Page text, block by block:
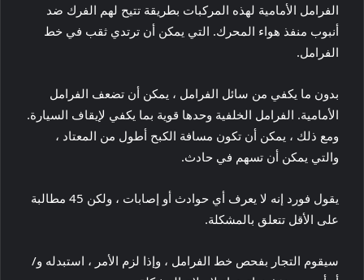
الفرامل الأمامية لهذه المركبات بطريقة تتيح لهم الفرك ضد
أنبوب منفذ هواء المحرك. التي يمكن أن ترتدي ثقب في خط
الفرامل.
بدون ما يكفي من سائل الفرامل ، يمكن أن تضعف الفرامل
الأمامية. الفرامل الخلفية وحدها قوية بما يكفي لإيقاف السيارة.
ومع ذلك ، يمكن أن تكون مسافة الكبح أطول من المعتاد ،
والتي يمكن أن تسهم في حادث.
يقول فورد إنه لا يعرف أي حوادث أو إصابات ، ولكن 45 مطالبة
على الأقل تتعلق بالمشكلة.
سيقوم التجار بفحص خط الفرامل ، وإذا لزم الأمر ، استبدله و/